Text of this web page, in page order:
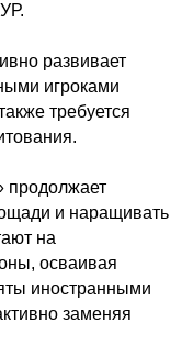
развивает
игроками
требуется
продолжает
и наращивать
на
осваивая
иностранными
заменяя